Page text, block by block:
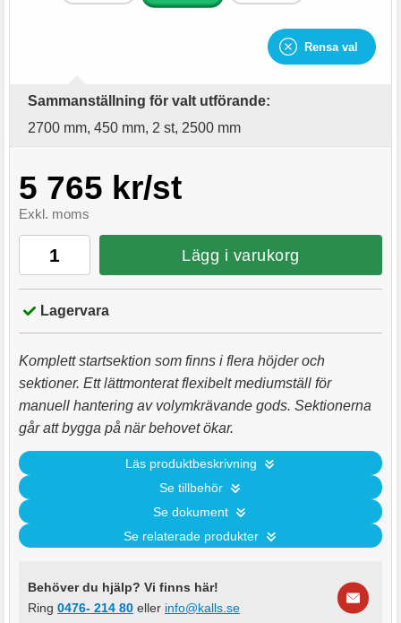
Rensa val
Sammanställning för valt utförande:
2700 mm, 450 mm, 2 st, 2500 mm
5 765 kr/st
Exkl. moms
Lägg i varukorg
Lagervara
Komplett startsektion som finns i flera höjder och
sektioner. Ett lättmonterat flexibelt mediumställ för
manuell hantering av volymkrävande gods. Sektionerna
går att bygga på när behovet ökar.
Läs produktbeskrivning
Se tillbehör
Se dokument
Se relaterade produkter
Behöver du hjälp? Vi finns här!
Ring 0476- 214 80 eller info@kalls.se